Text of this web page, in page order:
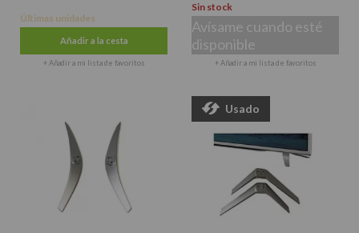
Últimas unidades
Añadir a la cesta
+ Añadir a mi lista de favoritos
Sin stock
Avísame cuando esté
disponible
+ Añadir a mi lista de favoritos
Usado